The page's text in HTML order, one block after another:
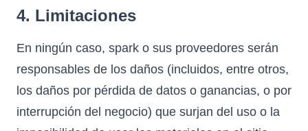
4. Limitaciones
En ningún caso, spark o sus proveedores serán
responsables de los daños (incluidos, entre otros,
los daños por pérdida de datos o ganancias, o por
interrupción del negocio) que surjan del uso o la